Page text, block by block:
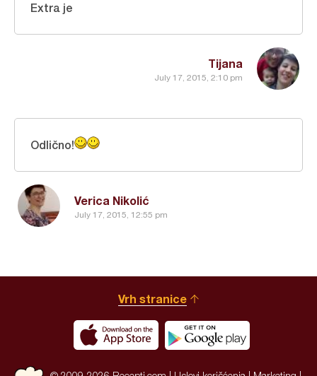
Tijana
July 17, 2015, 2:10 pm
Extra je
Verica Nikolić
July 17, 2015, 12:55 pm
Odlično!
Vrh stranice